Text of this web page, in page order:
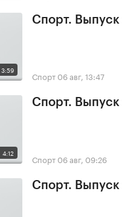
3:59
Спорт.
Спорт 06 авг, 13:47
4:12
Спорт.
Спорт 06 авг, 09:26
Спорт.